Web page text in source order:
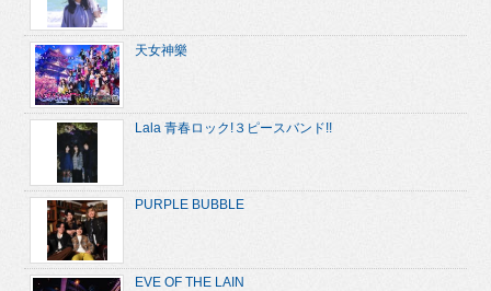
天女神樂
Lala 青春ロック!３ピースバンド!!
PURPLE BUBBLE
EVE OF THE LAIN